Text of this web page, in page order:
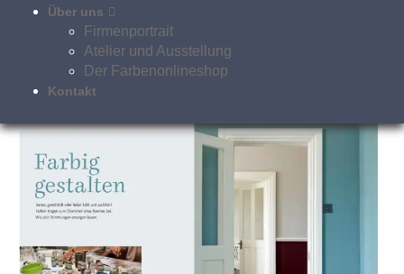
Über uns
Firmenportrait
Atelier und Ausstellung
Der Farbenonlineshop
Kontakt
gestalten“ unterstützen könnte. Das habe ich natürlich
gerne gemacht und hier können Sie nun lesen, was auch
noch in Zusammenarbeit mit anderen Experten dabei
herausgekommen ist.